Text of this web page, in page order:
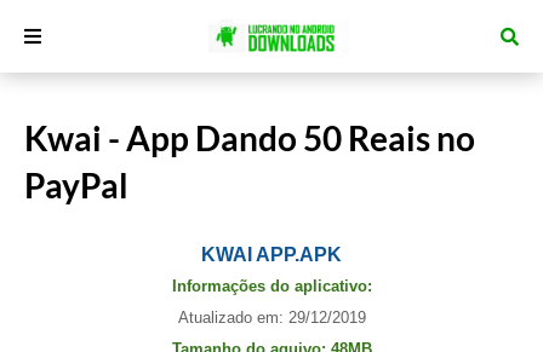
Kwai - App Dando 50 Reais no
PayPal
KWAI APP.APK
Informações do aplicativo:
Atualizado em: 29/12/2019